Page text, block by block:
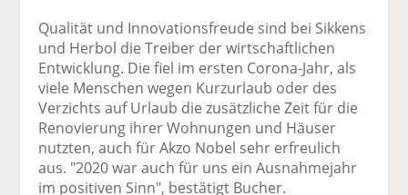
Qualität und Innovationsfreude sind bei Sikkens
und Herbol die Treiber der wirtschaftlichen
Entwicklung. Die fiel im ersten Corona-Jahr, als
viele Menschen wegen Kurzurlaub oder des
Verzichts auf Urlaub die zusätzliche Zeit für die
Renovierung ihrer Wohnungen und Häuser
nutzten, auch für Akzo Nobel sehr erfreulich
aus. "2020 war auch für uns ein Ausnahmejahr
im positiven Sinn", bestätigt Bucher.